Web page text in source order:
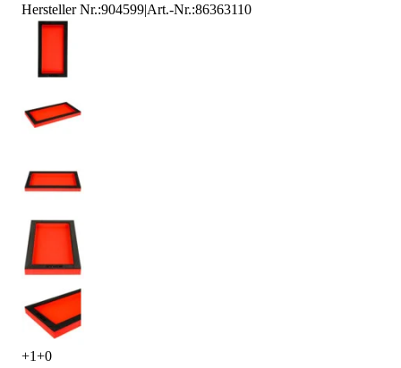
Hersteller Nr.:904599|Art.-Nr.:86363110
+1+0